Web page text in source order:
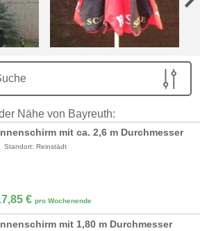
Nähe von Bayreuth:
mit ca. 2,6 m Durchmesser
Standort: Reinstädt
€ pro Wochenende
mit 1,80 m Durchmesser